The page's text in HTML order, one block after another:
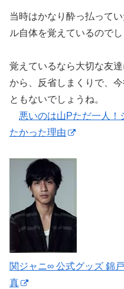
当時はかなり酔っ払って
ル自体を覚えているのでし
覚えているなら大切な友
から、反省しまくりで、
ともないでしょうね。
悪いのは山Pただ一人！
たかった理由
関ジャニ∞ 公式グッズ 錦
真